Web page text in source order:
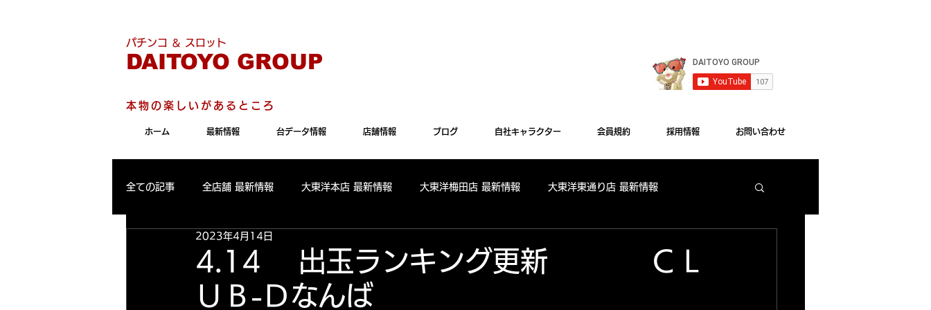
パチンコ ＆ スロット
DAITOYO GROUP
本物の楽しいがあるところ
ホーム 最新情報 台データ情報 店舗情報 ブログ 自社キャラクター 会員規約 採用情報 お問い合わせ
全ての記事 全店舗 最新情報 大東洋本店 最新情報 大東洋梅田店 最新情報 大東洋東通り店 最新情報
パールサーティーン 最新情報
大東洋東通り店 出玉ランキング パールサーティーン 出玉ランキング
4.14 出玉ランキング更新 ＣＬ
ＵＢ-Ｄなんば
2023年4月14日